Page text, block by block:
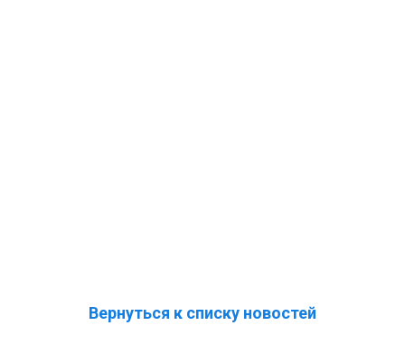
Вернуться к списку новостей